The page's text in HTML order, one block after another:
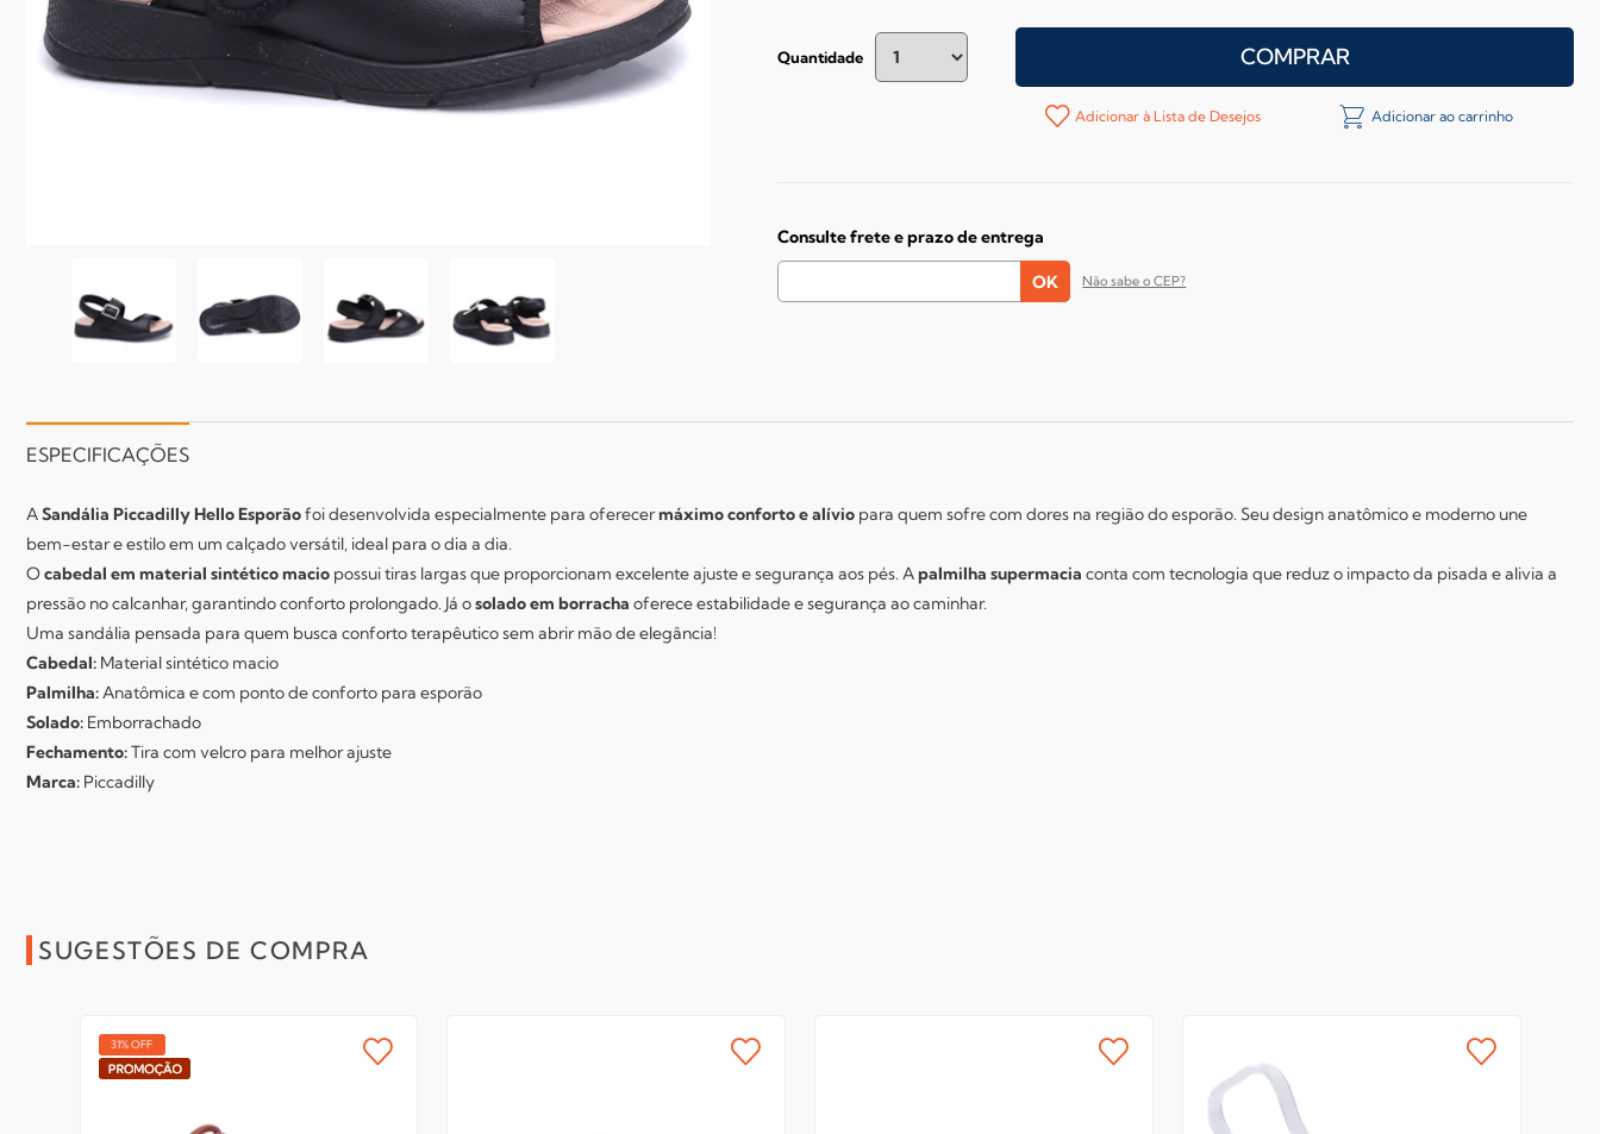
Quantidade COMPRAR
Adicionar à Lista de Desejos Adicionar ao carrinho
Consulte frete e prazo de entrega
Não sabe o CEP?
ESPECIFICAÇÕES
ASandália Piccadilly Hello Esporãofoi desenvolvida especialmente para oferecermáximo conforto e alívio para quem sofre com dores na região do esporão. Seu design anatômico e moderno une
bem-estar e estilo em um calçado versátil, ideal para o dia a dia.
Ocabedal em material sintético macio possui tiras largas que proporcionam excelente ajuste e segurança aos pés. Apalmilha supermacia conta com tecnologia que reduz o impacto da pisada e alivia a
pressão no calcanhar, garantindo conforto prolongado. Já osolado em borracha oferece estabilidade e segurança ao caminhar.
Uma sandália pensada para quem busca conforto terapêutico sem abrir mão de elegância!
Cabedal: Material sintético macio
Palmilha:Anatômica e com ponto de conforto para esporão
Solado: Emborrachado
Fechamento:Tira com velcro para melhor ajuste
Marca: Piccadilly
SUGESTÕES DE COMPRA
31% OFF